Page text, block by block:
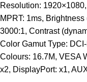
Resolution:
MPRT: 1ms, Brightness
3000:1, Contrast
Color Gamut Type:
Colours: 16.7M, VESA
x2, DisplayPort: x1,